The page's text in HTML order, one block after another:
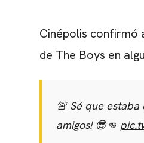
Cinépolis confirmó
de The Boys en
🚨 Sé que
amigos! 😎👊